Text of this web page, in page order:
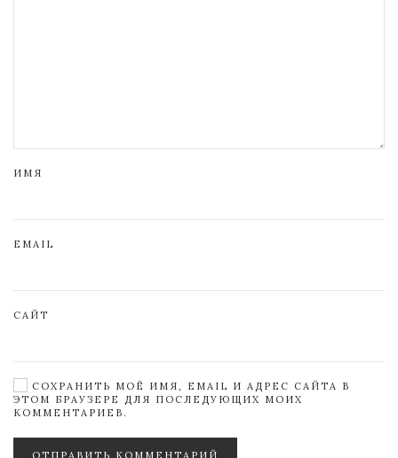
ИМЯ
EMAIL
САЙТ
СОХРАНИТЬ МОЁ ИМЯ, EMAIL И АДРЕС САЙТА В
ЭТОМ БРАУЗЕРЕ ДЛЯ ПОСЛЕДУЮЩИХ МОИХ
КОММЕНТАРИЕВ.
ОТПРАВИТЬ КОММЕНТАРИЙ